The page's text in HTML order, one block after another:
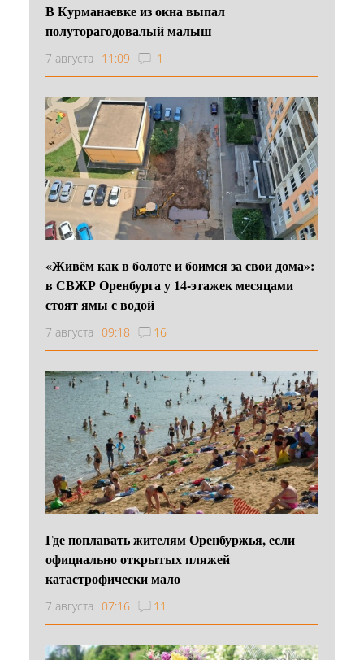
В Курманаевке из окна выпал
полуторагодовалый малыш
7 августа 11:09 1
«Живём как в болоте и боимся за свои дома»:
в СВЖР Оренбурга у 14-этажек месяцами
стоят ямы с водой
7 августа 09:18 16
Где поплавать жителям Оренбуржья, если
официально открытых пляжей
катастрофически мало
7 августа 07:16 11